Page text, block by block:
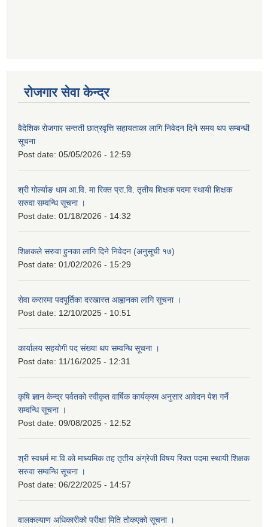
रोजगार सेवा केन्द्र
वैदेशिक रोजगार सन्तती छात्रवृत्ति सहायताका लागि निवेदन दिने समय थप सम्बन्धी
सूचना
Post date: 05/05/2026 - 12:59
श्री गोर्ल्याङ धाम आ.वि. मा रिक्त प्रा.वि. तृतीय शिक्षक पदमा स्थायी शिक्षक
सरुवा सम्वन्धि सूचना ।
Post date: 01/18/2026 - 14:32
शिक्षकले सरुवा हुनका लागि दिने निवेदन (अनुसूची १७)
Post date: 01/02/2026 - 15:29
सेवा करारमा पदपूर्तिका दरखास्त आह्वानका लागि सूचना ।
Post date: 12/10/2025 - 10:51
कार्यालय सहयोगी पद संख्या थप सम्वन्धि सूचना ।
Post date: 11/16/2025 - 12:31
कृषि ज्ञान केन्द्र पर्वतको स्वीकृत वार्षिक कार्यक्रम अनुसार आवेदन पेश गर्ने
सम्वन्धि सूचना ।
Post date: 09/08/2025 - 12:52
श्री स्वधर्म मा.वि.को माध्यमिक तह तृतीय अंग्रेजी विषय रिक्त पदमा स्थायी शिक्षक
सरुवा सम्वन्धि सूचना ।
Post date: 06/22/2025 - 14:57
वालकल्याण अधिकारीको परीक्षा मिति तोकएको सूचना ।